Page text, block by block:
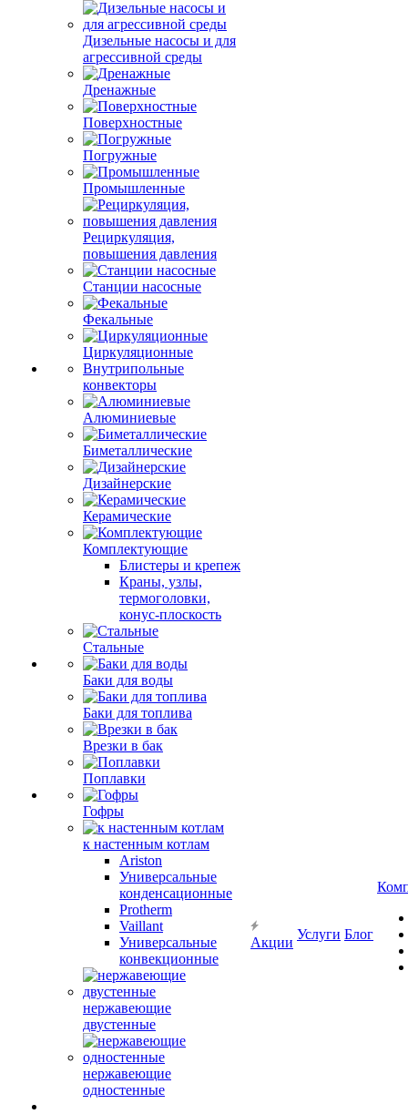
Дизельные насосы и для
агрессивной среды
Дренажные
Поверхностные
Погружные
Промышленные
Рециркуляция,
повышения давления
Станции насосные
Фекальные
Циркуляционные
Внутрипольные
конвекторы
Алюминиевые
Биметаллические
Дизайнерские
Керамические
Комплектующие
Блистеры и крепеж
Краны, узлы,
термоголовки,
конус-плоскость
Стальные
Баки для воды
Баки для топлива
Врезки в бак
Поплавки
Гофры
к настенным котлам
Ariston
Универсальные
конденсационные
Protherm
Vaillant
Универсальные
конвекционные
нержавеющие
двустенные
нержавеющие
одностенные
Акции
Услуги Блог